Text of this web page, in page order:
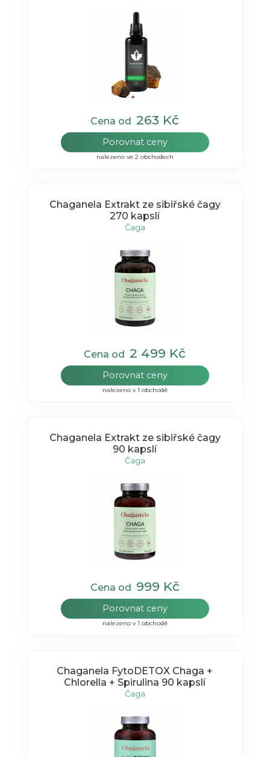
Cena od263 Kč
Porovnat ceny
nalezeno ve 2 obchodech
Chaganela Extrakt ze sibiřské čagy
270 kapslí
Čaga
Cena od2 499 Kč
Porovnat ceny
nalezeno v 1 obchodě
Chaganela Extrakt ze sibiřské čagy
90 kapslí
Čaga
Cena od 999 Kč
Porovnat ceny
nalezeno v 1 obchodě
Chaganela FytoDETOX Chaga +
Chlorella + Spirulina 90 kapslí
Čaga